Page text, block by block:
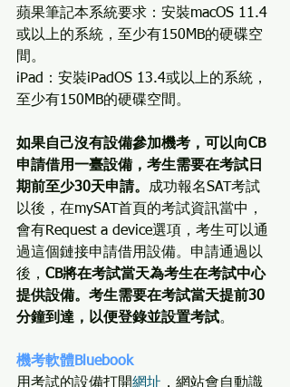
蘋果筆記本系統要求：安裝macOS 11.4
或以上的系統，至少有150MB的硬碟空
間。
iPad：安裝iPadOS 13.4或以上的系統，
至少有150MB的硬碟空間。
如果自己沒有設備參加機考，可以向CB
申請借用一臺設備，考生需要在考試日
期前至少30天申請。 成功報名SAT考試
以後，在mySAT首頁的考試資訊當中，
會有Request a device選項，考生可以通
過這個鏈接申請借用設備。申請通過以
後， CB將在考試當天為考生在考試中心
提供設備。考生需要在考試當天提前30
分鐘到達，以便登錄並設置考試。
機考軟體Bluebook
用考試的設備打開網址 ，網站會自動識